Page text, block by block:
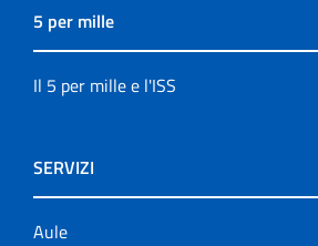
5 per mille
Il 5 per mille e l'ISS
SERVIZI
Aule